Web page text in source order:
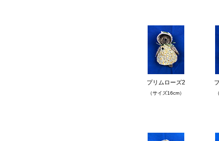
プリムローズ2
（サイズ16cm）